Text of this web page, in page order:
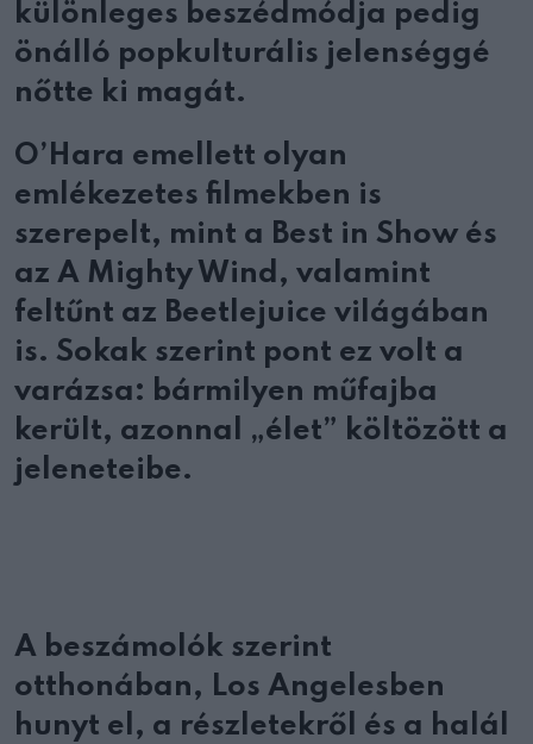
különleges beszédmódja pedig
önálló popkulturális jelenséggé
nőtte ki magát.
O’Hara emellett olyan
emlékezetes filmekben is
szerepelt, mint a Best in Show és
az A Mighty Wind, valamint
feltűnt az Beetlejuice világában
is. Sokak szerint pont ez volt a
varázsa: bármilyen műfajba
került, azonnal „élet” költözött a
jeleneteibe.
A beszámolók szerint
otthonában, Los Angelesben
hunyt el, a részletekről és a halál